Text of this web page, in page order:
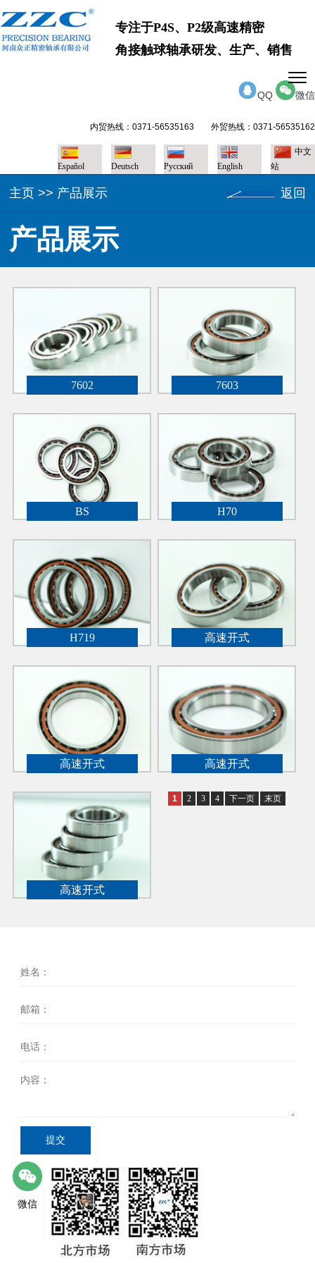
专注于P4S、P2级高速精密
角接触球轴承研发、生产、销售
QQ 微信
内贸热线：0371-56535163 外贸热线：0371-56535162
中文
站
English
Pусский
Deutsch
Español
主页 >> 产品展示 返回
产品展示
7602 7603
BS H70
H719 高速开式
高速开式 高速开式
高速开式
1 2 3 4 下一页 末页
提交
微信